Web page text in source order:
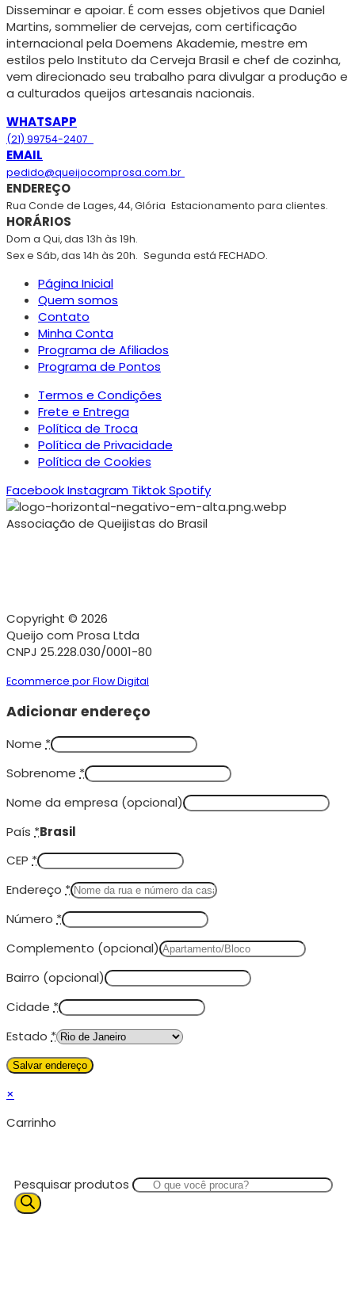
Disseminar e apoiar. É com esses objetivos que Daniel
Martins, sommelier de cervejas, com certificação
internacional pela Doemens Akademie, mestre em
estilos pelo Instituto da Cerveja Brasil e chef de cozinha,
vem direcionado seu trabalho para divulgar a produção e
a culturados queijos artesanais nacionais.
WHATSAPP
(21) 99754-2407
EMAIL
pedido@queijocomprosa.com.br
ENDEREÇO
Rua Conde de Lages, 44, Glória Estacionamento para clientes.
HORÁRIOS
Dom a Qui, das 13h às 19h.
Sex e Sáb, das 14h às 20h. Segunda está FECHADO.
Página Inicial
Quem somos
Contato
Minha Conta
Programa de Afiliados
Programa de Pontos
Termos e Condições
Frete e Entrega
Política de Troca
Política de Privacidade
Política de Cookies
FacebookInstagram TiktokSpotify
Associação de Queijistas do Brasil
Copyright © 2026
Queijo com Prosa Ltda
CNPJ 25.228.030/0001-80
Ecommerce por Flow Digital
Adicionar endereço
Nome *
Sobrenome *
Nome da empresa (opcional)
País *Brasil
CEP *
Endereço *
Número *
Complemento (opcional)
Bairro (opcional)
Cidade *
Estado *
×
Carrinho
Pesquisar produtos